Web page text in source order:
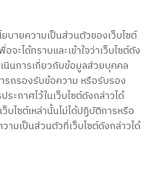
บายความเป็นส่วนตัวของเว็บไซต์
จะได้ทราบและเข้าใจว่าเว็บไซต์ดัง
นินการเกี่ยวกับข้อมูลส่วยบุคคล
รถรองรับข้อความ หรือรับรอง
ะกาศไว้ในเว็บไซต์ดังกล่าวได้
บไซต์เหล่านั้นไม่ได้ปฏิบัติการหรือ
ามเป็นส่วนตัวที่เว็บไซต์ดังกล่าวได้